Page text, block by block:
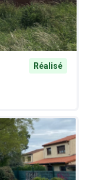
Réalisé